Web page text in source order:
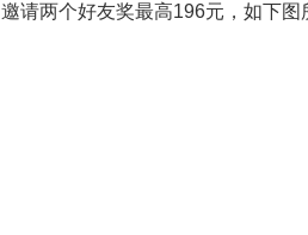
邀请两个好友奖最高196元，如下图